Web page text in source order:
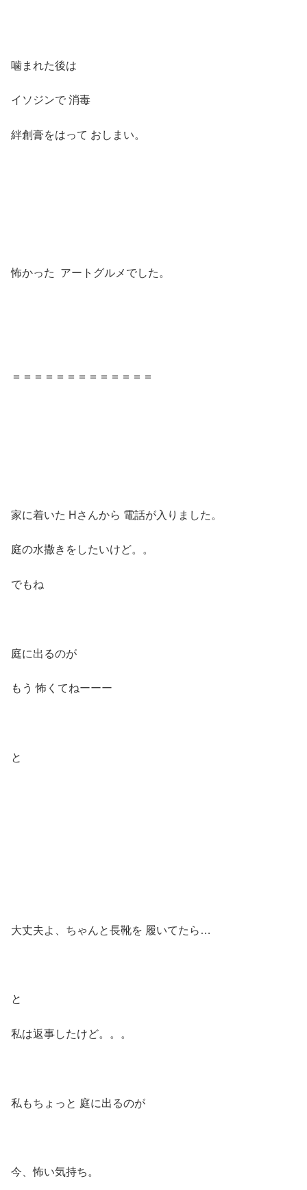
噛まれた後は
イソジンで 消毒
絆創膏をはって おしまい。
怖かった アートグルメでした。
＝＝＝＝＝＝＝＝＝＝＝＝＝
家に着いた Hさんから 電話が入りました。
庭の水撒きをしたいけど。。
でもね
庭に出るのが
もう 怖くてねーーー
と
大丈夫よ、ちゃんと長靴を 履いてたら…
と
私は返事したけど。。。
私もちょっと 庭に出るのが
今、怖い気持ち。